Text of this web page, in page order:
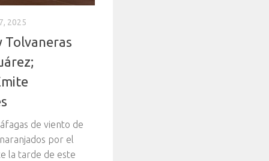
2025
Tolvaneras
de viento de
por el
la tarde de este